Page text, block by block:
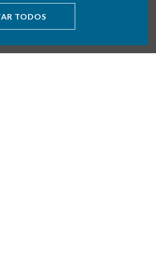
TODOS